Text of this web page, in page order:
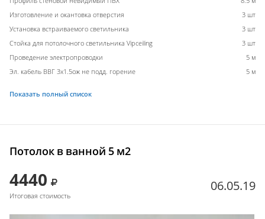
Изготовление и окантовка отверстия
3 шт
Установка встраиваемого светильника
3 шт
Стойка для потолочного светильника Vipceiling
3 шт
Проведение электропроводки
5 м
Эл. кабель ВВГ 3х1.5ож не подд. горение
5 м
Показать полный список
Потолок в ванной 5 м2
4440
Итоговая стоимость
06.05.19